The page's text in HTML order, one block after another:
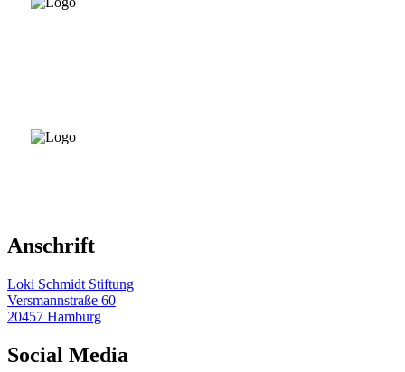
Anschrift
Loki Schmidt Stiftung
Versmannstraße 60
20457 Hamburg
Social Media